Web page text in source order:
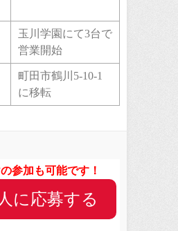
玉川学園にて3台で
営業開始
町田市鶴川5-10-1
に移転
参加も可能です！
に応募する